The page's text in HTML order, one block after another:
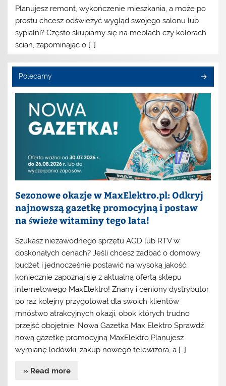
Planujesz remont, wykończenie mieszkania, a może po
prostu chcesz odświeżyć wygląd swojego salonu lub
sypialni? Często skupiamy się na meblach czy kolorach
ścian, zapominając o […]
Polecamy
Sezonowe okazje w MaxElektro.pl: Odkryj
najnowszą gazetkę promocyjną i postaw
na świeże witaminy tego lata!
Szukasz niezawodnego sprzętu AGD lub RTV w
doskonałych cenach? Jeśli chcesz zadbać o domowy
budżet i jednocześnie postawić na wysoką jakość,
koniecznie zapoznaj się z aktualną ofertą sklepu
internetowego MaxElektro! Znany i ceniony dystrybutor
po raz kolejny przygotował dla swoich klientów
mnóstwo atrakcyjnych okazji, obok których trudno
przejść obojętnie: Nowa Gazetka Max Elektro Sprawdź
nową gazetkę promocyjną MaxElektro Planujesz
wymianę lodówki, zakup nowego telewizora, a […]
» Read more